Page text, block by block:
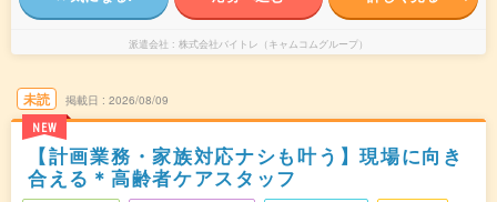
派遣会社 株式会社バイトレ（キャムコムグループ）
未読
NEW
掲載日 2026/08/09
【計画業務・家族対応ナシも叶う】現場に向き
合える＊高齢者ケアスタッフ